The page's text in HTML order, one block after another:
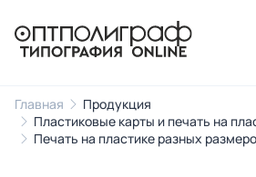
Главная
Продукция
Пластиковые карты и печать на
Печать на пластике разных